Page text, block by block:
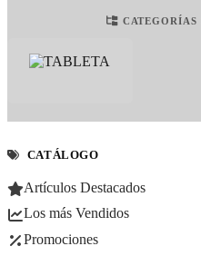
CATEGORÍAS
CATÁLOGO
Artículos Destacados
Los más Vendidos
Promociones